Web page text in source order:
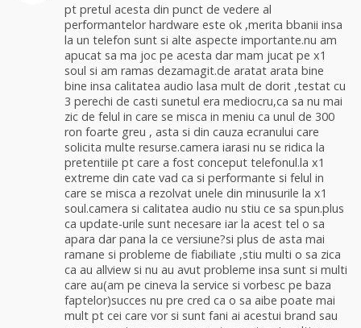
pt pretul acesta din punct de vedere al
performantelor hardware este ok ,merita bbanii insa
la un telefon sunt si alte aspecte importante.nu am
apucat sa ma joc pe acesta dar mam jucat pe x1
soul si am ramas dezamagit.de aratat arata bine
bine insa calitatea audio lasa mult de dorit ,testat cu
3 perechi de casti sunetul era mediocru,ca sa nu mai
zic de felul in care se misca in meniu ca unul de 300
ron foarte greu , asta si din cauza ecranului care
solicita multe resurse.camera iarasi nu se ridica la
pretentiile pt care a fost conceput telefonul.la x1
extreme din cate vad ca si performante si felul in
care se misca a rezolvat unele din minusurile la x1
soul.camera si calitatea audio nu stiu ce sa spun.plus
ca update-urile sunt necesare iar la acest tel o sa
apara dar pana la ce versiune?si plus de asta mai
ramane si probleme de fiabiliate ,stiu multi o sa zica
ca au allview si nu au avut probleme insa sunt si multi
care au(am pe cineva la service si vorbesc pe baza
faptelor)succes nu pre cred ca o sa aibe poate mai
mult pt cei care vor si sunt fani ai acestui brand sau